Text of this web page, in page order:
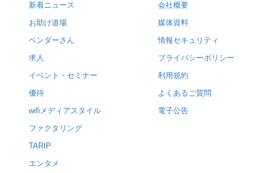
新着ニュース
お助け道場
ベンダーさん
求人
イベント・セミナー
優待
wifiメディアスタイル
ファクタリング
TARIP
エンタメ
会社概要
媒体資料
情報セキュリティ
プライバシーポリシー
利用規約
よくあるご質問
電子公告